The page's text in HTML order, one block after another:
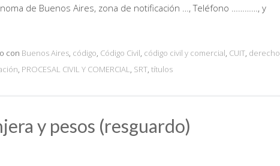
de Buenos Aires, zona de notificación …, Teléfono …………, y
con Buenos Aires, código, Código Civil, código civil y comercial, CUIT, derecho
, PROCESAL CIVIL Y COMERCIAL, SRT, títulos
y pesos (resguardo)